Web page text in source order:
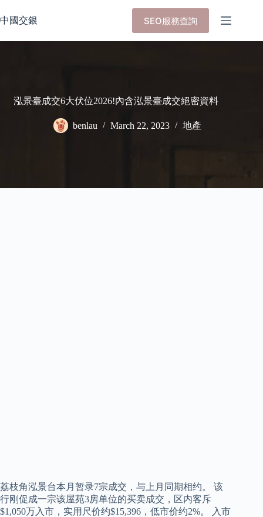
to
content
中國交銀 SEO服務查詢
泓景臺成交6大伏位2026!內含泓景臺成交絕密資料
benlau March 22, 2023 地產
荔枝角泓景台本月暂录7宗成交，与上月同期相约。 该
行刚促成一宗该屋苑3房单位的买卖成交，区内客斥
$1,050万入市，实用尺价约$15,396，低市价约2%。 入市